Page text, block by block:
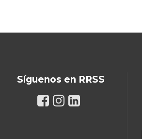
Síguenos en RRSS